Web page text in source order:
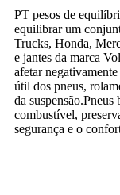
PT pesos de
equilibrar um
Trucks, Honda,
e jantes da marca
afetar
útil dos pneus,
da
combustível,
segurança e o